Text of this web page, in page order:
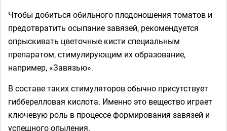
Чтобы добиться обильного плодоношения томатов и
предотвратить осыпание завязей, рекомендуется
опрыскивать цветочные кисти специальным
препаратом, стимулирующим их образование,
например, «Завязью».
В составе таких стимуляторов обычно присутствует
гибберелловая кислота. Именно это вещество играет
ключевую роль в процессе формирования завязей и
успешного опыления.